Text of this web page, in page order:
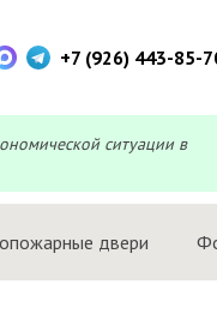
+7 (926) 443-85-
ситуации в
двери